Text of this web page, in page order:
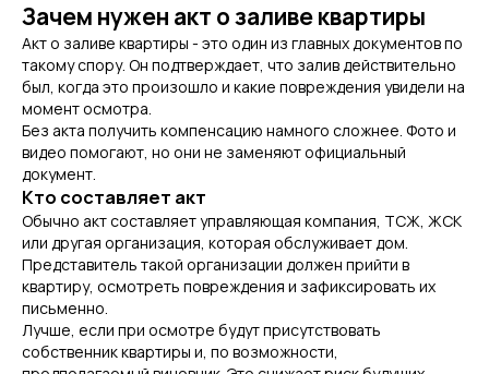
Зачем нужен акт о заливе квартиры
Акт о заливе квартиры - это один из главных документов по
такому спору. Он подтверждает, что залив действительно
был, когда это произошло и какие повреждения увидели на
момент осмотра.
Без акта получить компенсацию намного сложнее. Фото и
видео помогают, но они не заменяют официальный
документ.
Кто составляет акт
Обычно акт составляет управляющая компания, ТСЖ, ЖСК
или другая организация, которая обслуживает дом.
Представитель такой организации должен прийти в
квартиру, осмотреть повреждения и зафиксировать их
письменно.
Лучше, если при осмотре будут присутствовать
собственник квартиры и, по возможности,